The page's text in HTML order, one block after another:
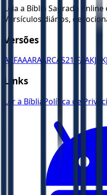
Leia a Bíblia Sagrada
Versículos diários,
Versões
ACFAAARA ARCAS21 JFAAKJA
Links
Ler a Bíblia Política de